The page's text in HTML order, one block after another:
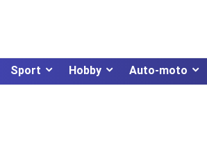
Sport Hobby Auto-moto